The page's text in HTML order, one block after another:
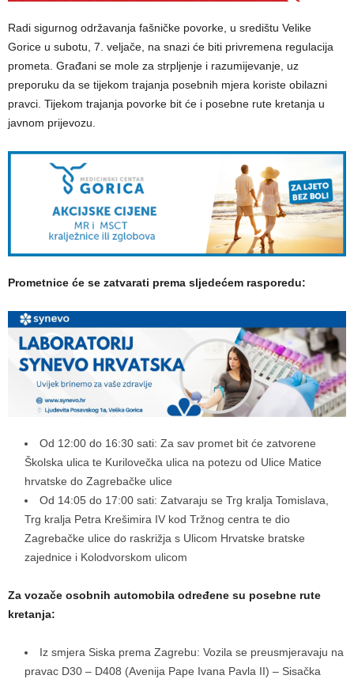
Radi sigurnog održavanja fašničke povorke, u središtu Velike
Gorice u subotu, 7. veljače, na snazi će biti privremena regulacija
prometa. Građani se mole za strpljenje i razumijevanje, uz
preporuku da se tijekom trajanja posebnih mjera koriste obilazni
pravci. Tijekom trajanja povorke bit će i posebne rute kretanja u
javnom prijevozu.
Prometnice će se zatvarati prema sljedećem rasporedu:
Od 12:00 do 16:30 sati: Za sav promet bit će zatvorene
Školska ulica te Kurilovečka ulica na potezu od Ulice Matice
hrvatske do Zagrebačke ulice
Od 14:05 do 17:00 sati: Zatvaraju se Trg kralja Tomislava,
Trg kralja Petra Krešimira IV kod Tržnog centra te dio
Zagrebačke ulice do raskrižja s Ulicom Hrvatske bratske
zajednice i Kolodvorskom ulicom
Za vozače osobnih automobila određene su posebne rute
kretanja:
Iz smjera Siska prema Zagrebu: Vozila se preusmjeravaju na
pravac D30 – D408 (Avenija Pape Ivana Pavla II) – Sisačka